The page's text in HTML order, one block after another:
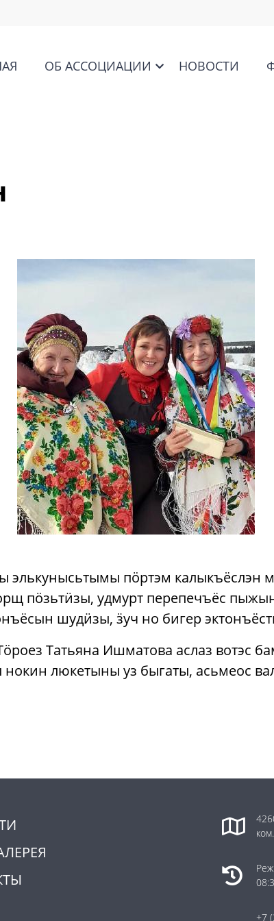
ОБ АССОЦИАЦИИ НОВОСТИ
элькунысьтымы пӧртэм калыкъёслэн
пӧзьтӥзы, удмурт перепечъёс
шудӥзы, ӟуч но бигер
Татьяна Ишматова аслаз вотэс
люкетыны уз быгаты, асьмеос
+7